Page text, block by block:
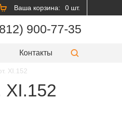
Ваша корзина: 0 шт.
900-77-35
Контакты
XI.152
XI.152